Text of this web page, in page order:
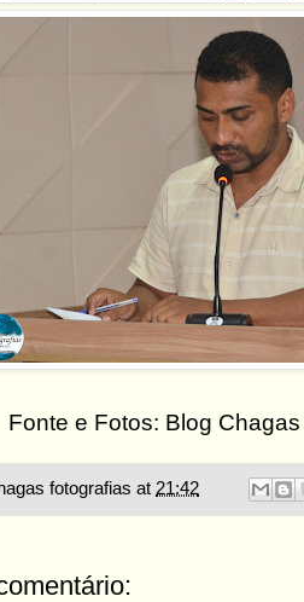
Fonte e Fotos: Blog
fotografias at 21:42